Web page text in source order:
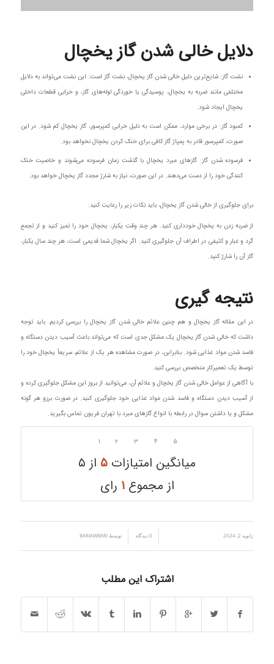
دلایل خالی شدن گاز یخچال
نشت گاز: شایع‌ترین دلیل خالی شدن گاز یخچال، نشت گاز است. این نشت می‌تواند به دلایل
مختلفی مانند ضربه به یخچال، پوسیدگی یا خوردگی لوله‌های گاز، و خرابی قطعات داخلی
یخچال ایجاد شود.
کمبود گاز: در برخی موارد، ممکن است به دلیل خرابی کمپرسور، گاز یخچال کم شود. در این
صورت، کمپرسور قادر به پمپاژ گاز کافی برای خنک کردن یخچال نخواهد بود.
فرسوده شدن گاز: گازهای مبرد یخچال با گذشت زمان فرسوده می‌شوند و خاصیت خنک
کنندگی خود را از دست می‌دهند. در این صورت، نیاز به شارژ مجدد گاز یخچال خواهد بود.
برای جلوگیری از خالی شدن گاز یخچال، باید نکات زیر را رعایت کنید:
از ضربه زدن به یخچال خودداری کنید. هر چند وقت یکبار، یخچال خود را تمیز کنید و از تجمع
گرد و غبار و کثیفی در اطراف آن جلوگیری کنید. اگر یخچال شما قدیمی است، هر چند سال یکبار،
گاز آن را شارژ کنید.
نتیجه‌ گیری
در این مقاله گاز یخچال و هم چنین علائم خالی شدن گاز یخچال را بررسی کردیم. باید توجه
داشت که خالی شدن گاز یخچال یک مشکل جدی است که می‌تواند باعث آسیب دیدن دستگاه و
فاسد شدن مواد غذایی شود. بنابراین، در صورت مشاهده هر یک از علائم، سریعاً یخچال خود را
توسط یک تعمیرکار متخصص بررسی کنید.
با آگاهی از عوامل خالی شدن گاز یخچال و علائم آن، می‌توانید از بروز این مشکل جلوگیری کرده و
از آسیب دیدن دستگاه و فاسد شدن مواد غذایی خود جلوگیری کنید. در صورت برزو هر گونه
مشکل و یا داشتن سوال در رابطه با انواع گازهای مبرد با تهران فریون تماس بگیرید.
۱ ۲ ۳ ۴ ۵
میانگین امتیازات ۵ از ۵
از مجموع۱ رای
ژانویه 2, 2024 0 دیدگاه توسطBARIAWBARI
اشتراک این مطلب